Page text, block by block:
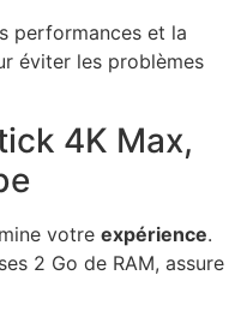
performances et la
éviter les problèmes
4K Max,
votre expérience.
2 Go de RAM, assure